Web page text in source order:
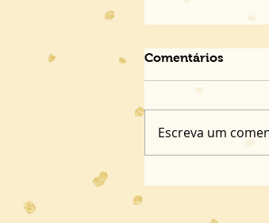
familiares e de
Comentários
Escreva um